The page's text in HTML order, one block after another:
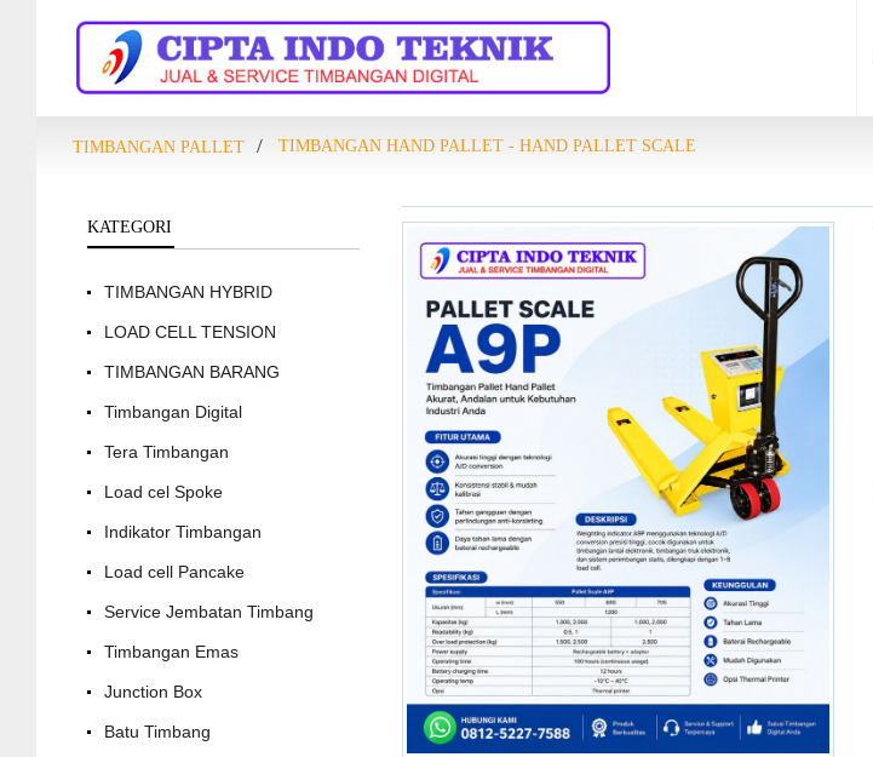
TIMBANGAN PALLET TIMBANGAN HAND PALLET - HAND PALLET SCALE
KATEGORI
TIMBANGAN HYBRID
LOAD CELL TENSION
TIMBANGAN BARANG
Timbangan Digital
Tera Timbangan
Load cel Spoke
Indikator Timbangan
Load cell Pancake
Service Jembatan Timbang
Timbangan Emas
Junction Box
Batu Timbang